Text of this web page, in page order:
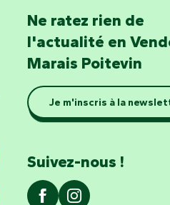
Ne ratez rien de
l'actualité en
Marais Poitevin
Je m'inscris à la
Suivez-nous !